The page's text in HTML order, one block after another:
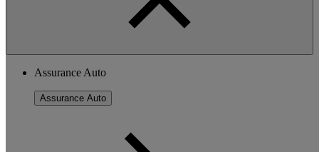
Assurance Auto
Assurance Auto